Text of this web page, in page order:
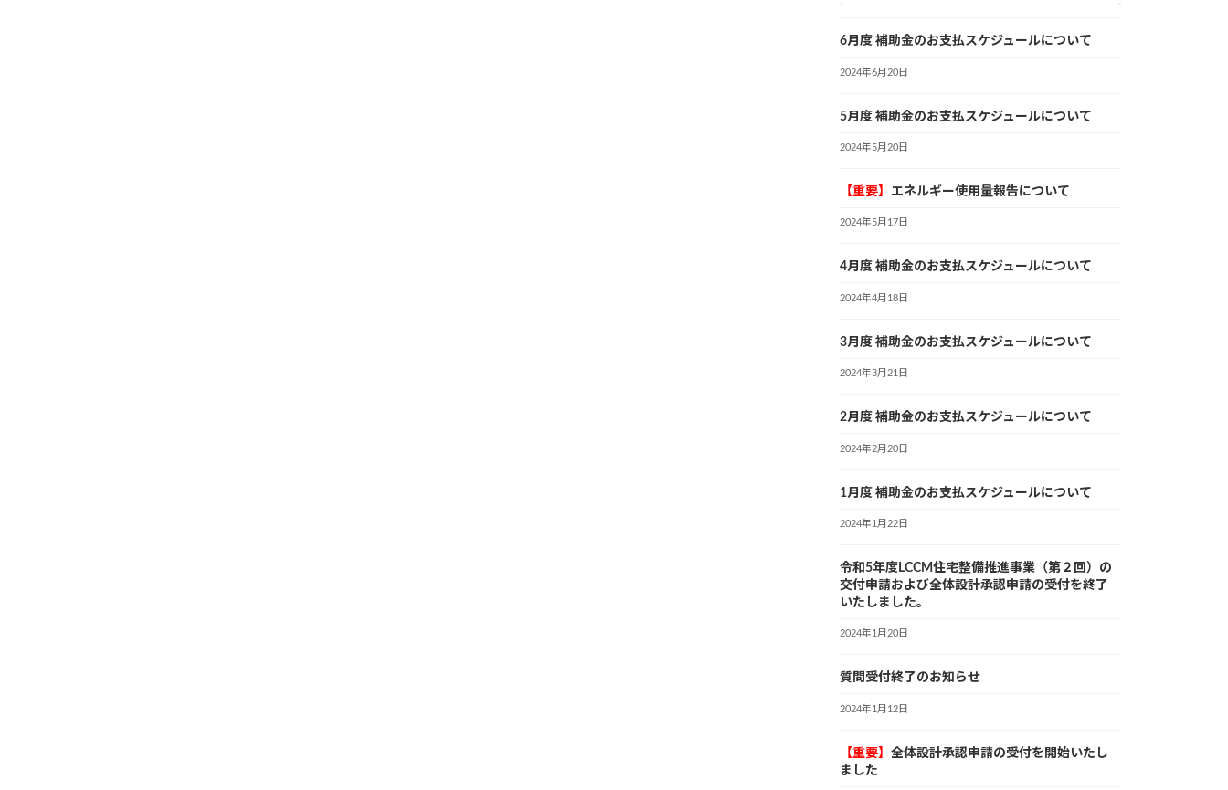
6月度 補助金のお支払スケジュールについて
2024年6月20日
5月度 補助金のお支払スケジュールについて
2024年5月20日
【重要】 エネルギー使用量報告について
2024年5月17日
4月度 補助金のお支払スケジュールについて
2024年4月18日
3月度 補助金のお支払スケジュールについて
2024年3月21日
2月度 補助金のお支払スケジュールについて
2024年2月20日
1月度 補助金のお支払スケジュールについて
2024年1月22日
令和5年度LCCM住宅整備推進事業（第２回）の
交付申請および全体設計承認申請の受付を終了
いたしました。
2024年1月20日
質問受付終了のお知らせ
2024年1月12日
【重要】全体設計承認申請の受付を開始いたし
ました